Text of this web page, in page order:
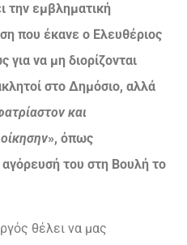
την εμβληματική
που έκανε ο Ελευθέριος
για να μη διορίζονται
στο Δημόσιο, αλλά
και
», όπως
αγόρευσή του στη Βουλή το
θέλει να μας